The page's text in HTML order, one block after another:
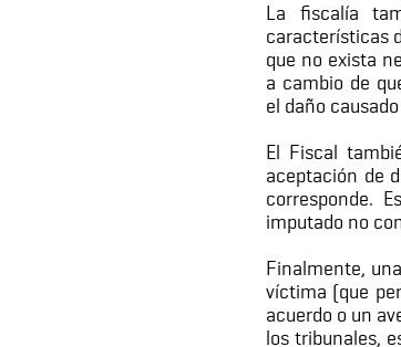
La fiscalía
características
que no exista
a cambio de
el daño
El Fiscal
aceptación de
corresponde.
imputado no
Finalmente,
víctima (que
acuerdo o un
los tribunales,